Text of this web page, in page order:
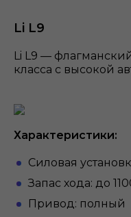
Li L9
Li L9 —
класса с высокой
Характеристики:
Силовая
Запас хода: до
Привод: полный